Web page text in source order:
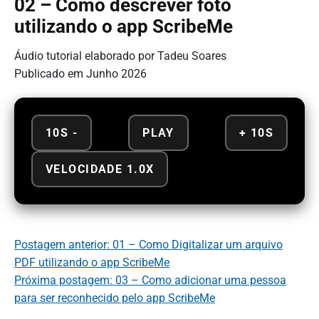
02 – Como descrever foto
utilizando o app ScribeMe
Áudio tutorial elaborado por Tadeu Soares
Publicado em Junho 2026
10S - PLAY + 10S
VELOCIDADE 1.0X
Postagem anterior: 01 – Como Digitalizar um arquivo
PDF utilizando o app ScribeMe
Próxima postagem: 03 – Como adicionar uma pessoa
para ser reconhecido pelo app ScribeMe